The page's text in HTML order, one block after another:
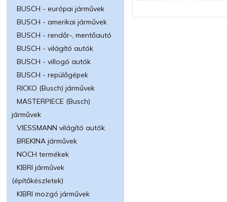
BUSCH - európai járművek
BUSCH - amerikai járművek
BUSCH - rendőr-, mentőautó
BUSCH - világító autók
BUSCH - villogó autók
BUSCH - repülőgépek
RICKO (Busch) járművek
MASTERPIECE (Busch)
járművek
VIESSMANN világító autók
BREKINA járművek
NOCH termékek
KIBRI járművek
(építőkészletek)
KIBRI mozgó járművek